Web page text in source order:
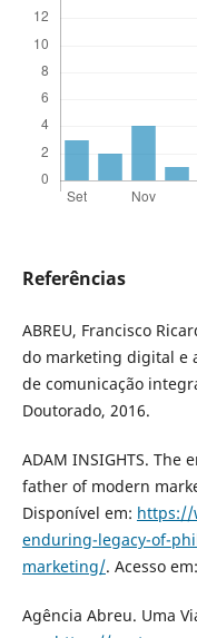
Referências
ABREU, Francisco
do marketing digital e
de comunicação
Doutorado, 2016.
ADAM INSIGHTS.
father of modern
Disponível em: https://
enduring-legacy-of-
marketing/. Acesso
Agência Abreu. Uma